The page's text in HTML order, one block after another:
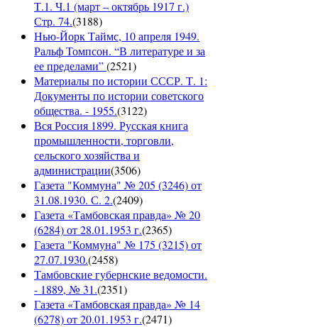
Т.1. Ч.1 (март – октябрь 1917 г.)
Стр. 74.(3188)
Нью-Йорк Таймс, 10 апреля 1949.
Ральф Томпсон. “В литературе и за
ее пределами”(2521)
Материалы по истории СССР. Т. 1:
Документы по истории советского
общества. - 1955.(3122)
Вся Россия 1899. Русская книга
промышленности, торговли,
сельского хозяйства и
администрации(3506)
Газета "Коммуна" № 205 (3246) от
31.08.1930. С. 2.(2409)
Газета «Тамбовская правда» № 20
(6284) от 28.01.1953 г.(2365)
Газета "Коммуна" № 175 (3215) от
27.07.1930.(2458)
Тамбовские губернские ведомости.
- 1889, № 31.(2351)
Газета «Тамбовская правда» № 14
(6278) от 20.01.1953 г.(2471)